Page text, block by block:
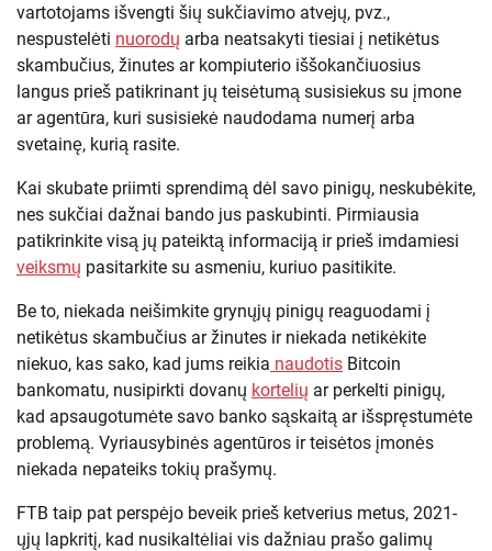
vartotojams išvengti šių sukčiavimo atvejų, pvz.,
nespustelėti nuorodų arba neatsakyti tiesiai į netikėtus
skambučius, žinutes ar kompiuterio iššokančiuosius
langus prieš patikrinant jų teisėtumą susisiekus su įmone
ar agentūra, kuri susisiekė naudodama numerį arba
svetainę, kurią rasite.
Kai skubate priimti sprendimą dėl savo pinigų, neskubėkite,
nes sukčiai dažnai bando jus paskubinti. Pirmiausia
patikrinkite visą jų pateiktą informaciją ir prieš imdamiesi
veiksmų pasitarkite su asmeniu, kuriuo pasitikite.
Be to, niekada neišimkite grynųjų pinigų reaguodami į
netikėtus skambučius ar žinutes ir niekada netikėkite
niekuo, kas sako, kad jums reikia naudotis Bitcoin
bankomatu, nusipirkti dovanų kortelių ar perkelti pinigų,
kad apsaugotumėte savo banko sąskaitą ar išspręstumėte
problemą. Vyriausybinės agentūros ir teisėtos įmonės
niekada nepateiks tokių prašymų.
FTB taip pat perspėjo beveik prieš ketverius metus, 2021-
ųjų lapkritį, kad nusikaltėliai vis dažniau prašo galimų